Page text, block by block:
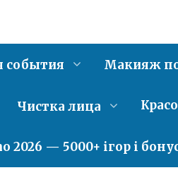
события Макияж
Чистка лица
2026 — 5000+ ігор і